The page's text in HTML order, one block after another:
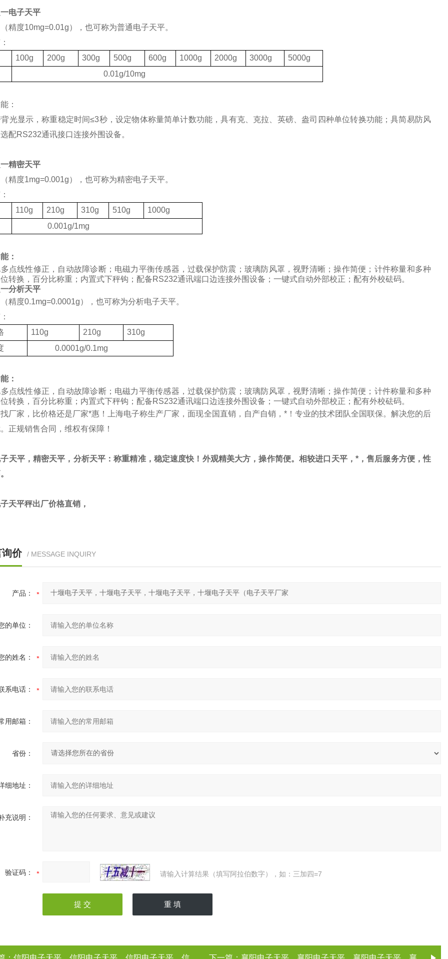
电子天平
精度10mg=0.01g），也可称为普通电子天平。
100g 200g 300g 500g 600g 1000g 2000g 3000g
5000g
0.01g/10mg
：
光显示，称重稳定时间≤3秒，设定物体称量简单计数功能，具有克、克拉、英磅、盎司四种单位转换功能；具简易防风
配RS232通讯接口连接外围设备。
精密天平
精度1mg=0.001g），也可称为精密电子天平。
110g 210g 310g 510g
1000g
0.001g/1mg
：
点线性修正，自动故障诊断；电磁力平衡传感器，过载保护防震；玻璃防风罩，视野清晰；操作简便；计件称量和多种
转换，百分比称重；内置式下秤钩；配备RS232通讯端口边连接外围设备；一键式自动外部校正；配有外校砝码。
分析天平
精度0.1mg=0.0001g），也可称为分析电子天平。
110g 210g
310g
0.0001g/0.1mg
：
点线性修正，自动故障诊断；电磁力平衡传感器，过载保护防震；玻璃防风罩，视野清晰；操作简便；计件称量和多种
转换，百分比称重；内置式下秤钩；配备RS232通讯端口边连接外围设备；一键式自动外部校正；配有外校砝码。
厂家，比价格还是厂家*惠！上海电子称生产厂家，面现全国直销，自产自销，*！专业的技术团队全国联保。解决您的后
正规销售合同，维权有保障！
天平，精密天平，分析天平：称重精准，稳定速度快！外观精美大方，操作简便。相较进口天平，*，售后服务方便，性
天平秤出厂价格直销，
价 / MESSAGE INQUIRY
产品：
的单位：
的姓名：
系电话：
用邮箱：
省份：
细地址：
充说明：
验证码： 请输入计算结果（填写阿拉伯数字），如：三加四=7